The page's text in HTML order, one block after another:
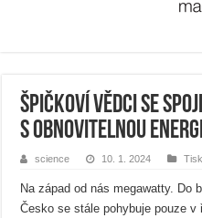
Špičkoví vědci se
s obnovitelnou
science 10. 1. 2024
Na západ od nás megawatty. Do
Česko se stále pohybuje pouze